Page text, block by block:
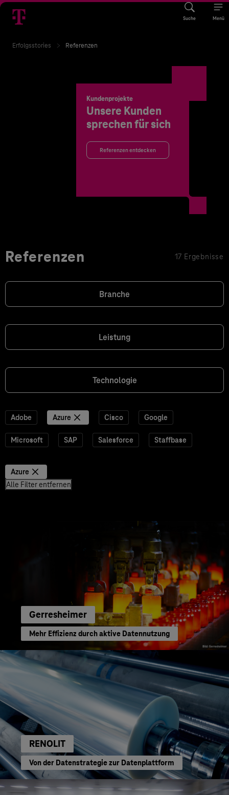
Suche Menü
Erfolgsstories Referenzen
Kundenprojekte
Unsere Kunden
sprechen für sich
Referenzen entdecken
Referenzen 17 Ergebnisse
Branche
Leistung
Technologie
Adobe Azure Cisco Google
Microsoft SAP Salesforce Staffbase
Azure
Alle Filter entfernen
Gerresheimer
Mehr Effizienz durch aktive Datennutzung
RENOLIT
Von der Datenstrategie zur Datenplattform